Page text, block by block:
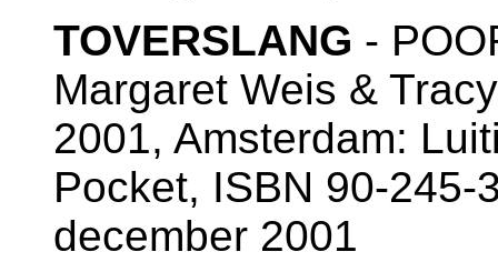
TOVERSLANG -
Margaret Weis &
2001, Amsterdam:
Pocket, ISBN 90-
december 2001